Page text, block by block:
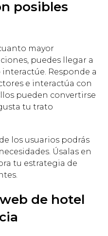
posibles
mayor
puedes llegar a
Responde a
e interactúa con
pueden convertirse
tu trato
los usuarios podrás
Úsalas en
tu estrategia de
de hotel